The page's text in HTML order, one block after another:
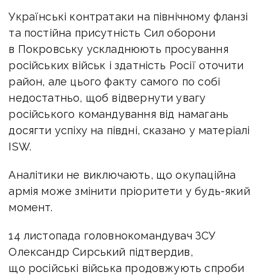
Українські контратаки на північному фланзі
та постійна присутність Сил оборони
в Покровську ускладнюють просування
російських військ і здатність Росії оточити
район, але цього факту самого по собі
недостатньо, щоб відвернути увагу
російського командування від намагань
досягти успіху на півдні, сказано у матеріалі
ISW.
Аналітики не виключають, що окупаційна
армія може змінити пріоритети у будь-який
момент.
14 листопада головнокомандувач ЗСУ
Олександр Сирський підтвердив,
що російські війська продовжують спроби